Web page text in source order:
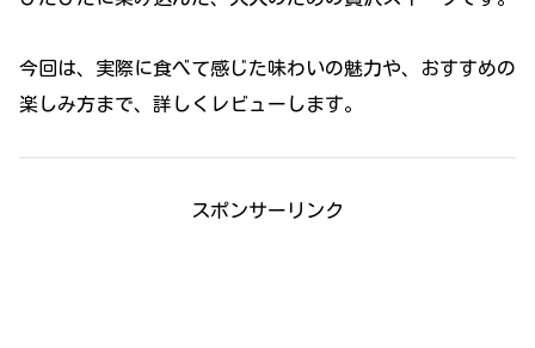
今回は、実際に食べて感じた味わいの魅力や、おすすめの
楽しみ方まで、詳しくレビューします。
スポンサーリンク